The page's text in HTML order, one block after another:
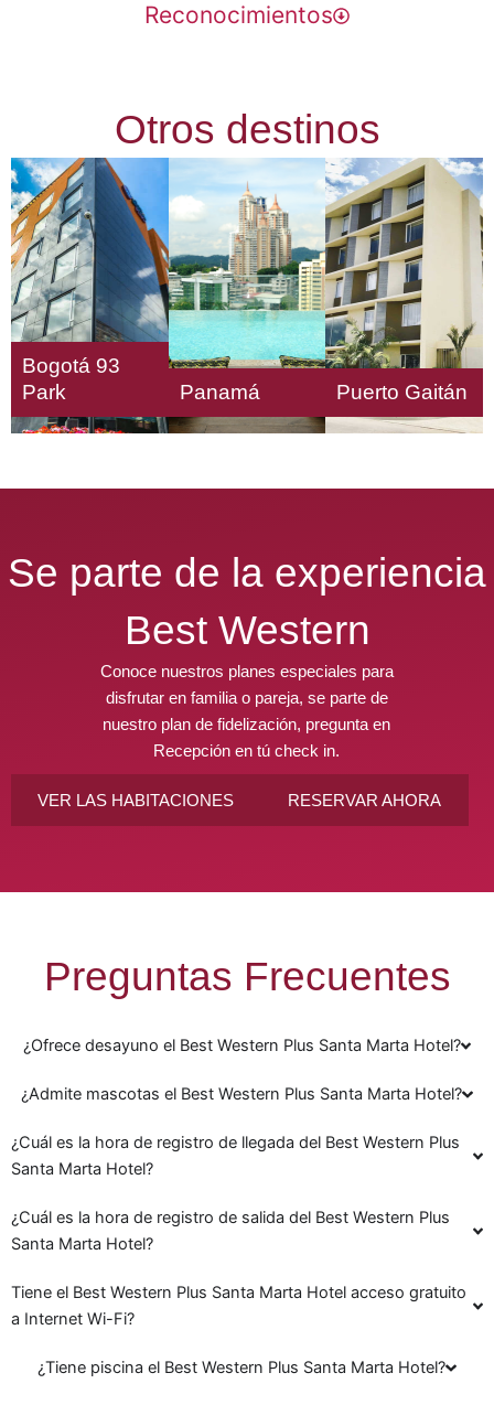
Reconocimientos
Otros destinos
Bogotá 93
Park
Panamá Puerto Gaitán
Se parte de la experiencia
Best Western
Conoce nuestros planes especiales para
disfrutar en familia o pareja, se parte de
nuestro plan de fidelización, pregunta en
Recepción en tú check in.
VER LAS HABITACIONES RESERVAR AHORA
Preguntas Frecuentes
¿Ofrece desayuno el Best Western Plus Santa Marta Hotel?
¿Admite mascotas el Best Western Plus Santa Marta Hotel?
¿Cuál es la hora de registro de llegada del Best Western Plus
Santa Marta Hotel?
¿Cuál es la hora de registro de salida del Best Western Plus
Santa Marta Hotel?
Tiene el Best Western Plus Santa Marta Hotel acceso gratuito
a Internet Wi-Fi?
¿Tiene piscina el Best Western Plus Santa Marta Hotel?